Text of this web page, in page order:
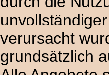
verursacht
grundsätzlich